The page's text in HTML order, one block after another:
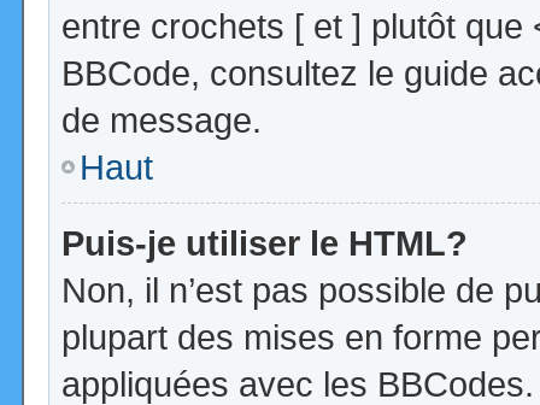
entre crochets [ et ] plutôt que
BBCode, consultez le guide
de message.
Haut
Puis-je utiliser le HTML?
Non, il n’est pas possible de
plupart des mises en forme
appliquées avec les BBCodes.